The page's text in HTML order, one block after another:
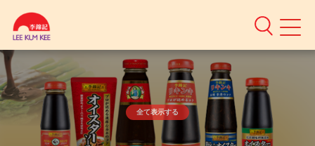
Authentic
Asian
Sauces
全て表示する